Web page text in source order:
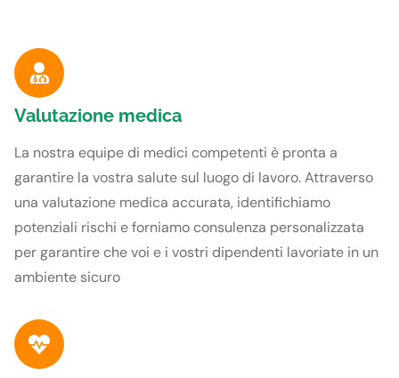
Valutazione medica
La nostra equipe di medici competenti è pronta a
garantire la vostra salute sul luogo di lavoro. Attraverso
una valutazione medica accurata, identifichiamo
potenziali rischi e forniamo consulenza personalizzata
per garantire che voi e i vostri dipendenti lavoriate in un
ambiente sicuro